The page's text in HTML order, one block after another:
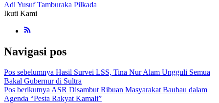
Adi Yusuf Tamburaka Pilkada
Ikuti Kami
Navigasi pos
Pos sebelumnya Hasil Survei LSS, Tina Nur Alam Ungguli Semua
Bakal Gubernur di Sultra
Pos berikutnya ASR Disambut Ribuan Masyarakat Baubau dalam
Agenda “Pesta Rakyat Kamali”